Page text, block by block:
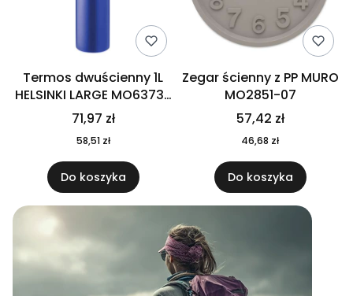
Termos dwuścienny 1L
HELSINKI LARGE MO6373-
04
71,97 zł
58,51 zł
Do koszyka
Zegar ścienny z PP MURO
MO2851-07
57,42 zł
46,68 zł
Do koszyka